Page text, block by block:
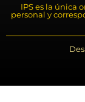
IPS es la única
personal y